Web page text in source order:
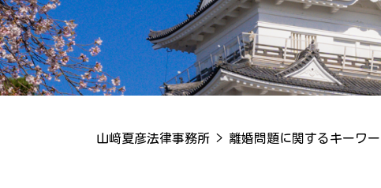
山﨑夏彦法律事務所 > 離婚問題に関するキーワー